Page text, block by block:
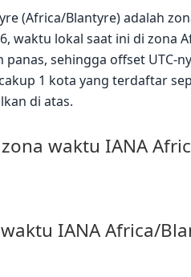
(Africa/Blantyre) adalah
waktu lokal saat ini di zona
sehingga offset UTC-
1 kota yang terdaftar
di atas.
waktu IANA
IANA Africa/